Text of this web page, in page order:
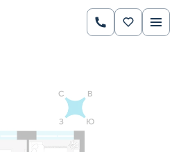
Цена по запросу